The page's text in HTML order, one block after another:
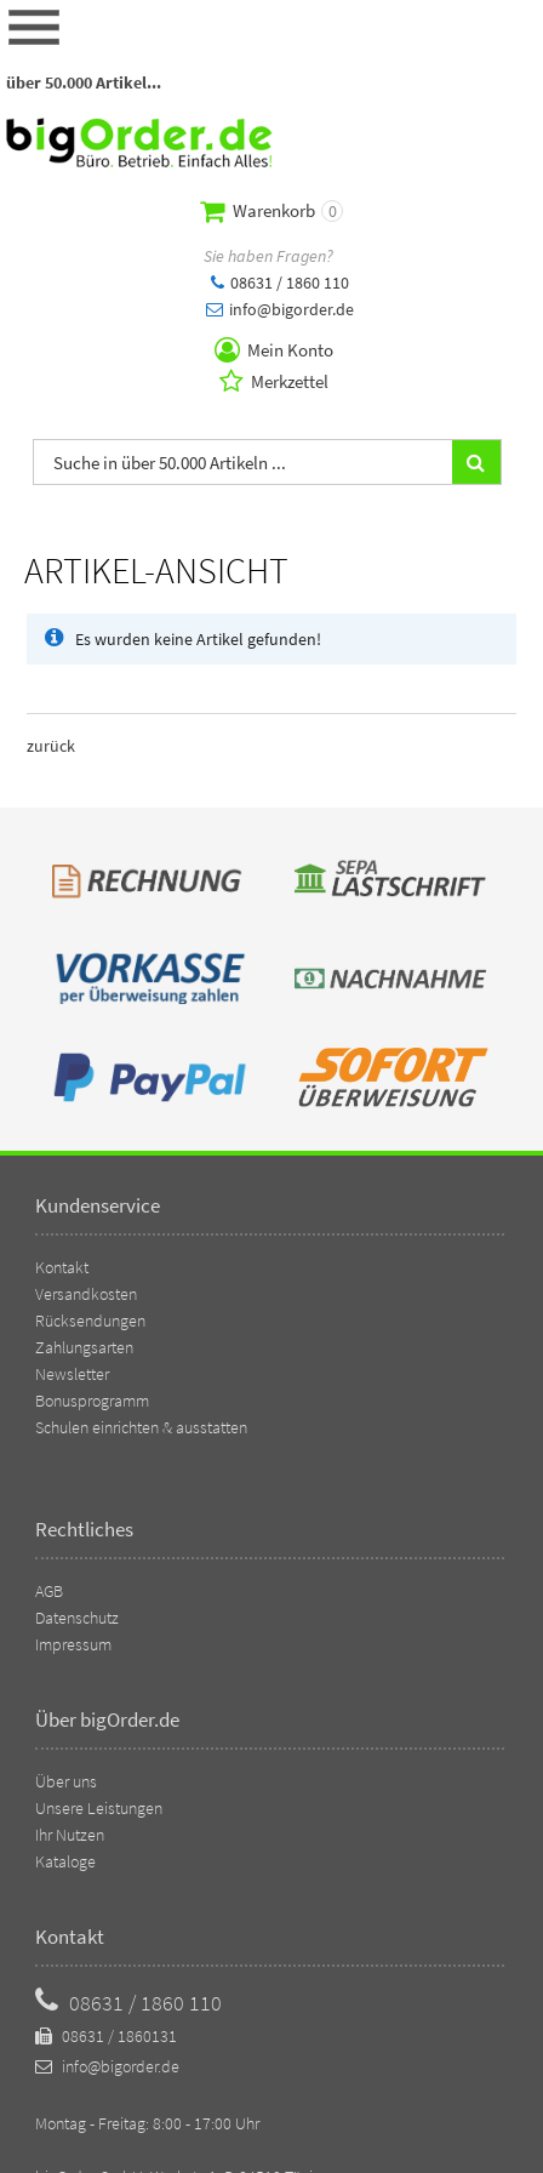
über 50.000 Artikel...
Warenkorb 0
Sie haben Fragen?
08631 / 1860 110
info@bigorder.de
Mein Konto
Merkzettel
ARTIKEL-ANSICHT
Es wurden keine Artikel gefunden!
zurück
Kundenservice
Kontakt
Versandkosten
Rücksendungen
Zahlungsarten
Newsletter
Bonusprogramm
Schulen einrichten & ausstatten
Rechtliches
AGB
Datenschutz
Impressum
Über bigOrder.de
Über uns
Unsere Leistungen
Ihr Nutzen
Kataloge
Kontakt
08631 / 1860 110
08631 / 1860131
info@bigorder.de
Montag - Freitag: 8:00 - 17:00 Uhr